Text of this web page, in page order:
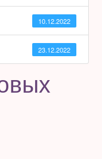
10.12.2022
23.12.2022